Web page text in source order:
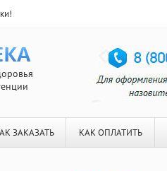
ЗАКАЗАТЬ КАК ОПЛАТИТЬ